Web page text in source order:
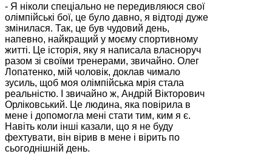
- Я ніколи спеціально не передивляюся свої
олімпійські бої, це було давно, я відтоді дуже
змінилася. Так, це був чудовий день,
напевно, найкращий у моєму спортивному
житті. Це історія, яку я написала власноруч
разом зі своїми тренерами, звичайно. Олег
Лопатенко, мій чоловік, доклав чимало
зусиль, щоб моя олімпійська мрія стала
реальністю. І звичайно ж, Андрій Вікторович
Орліковський. Це людина, яка повірила в
мене і допомогла мені стати тим, ким я є.
Навіть коли інші казали, що я не буду
фехтувати, він вірив в мене і вірить по
сьогоднішній день.